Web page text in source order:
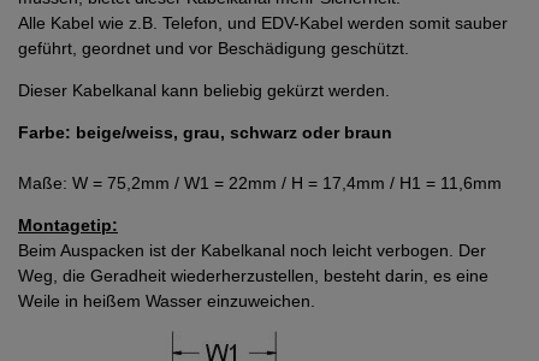
Alle Kabel wie z.B. Telefon, und EDV-Kabel werden somit sauber
geführt, geordnet und vor Beschädigung geschützt.
Dieser Kabelkanal kann beliebig gekürzt werden.
Farbe: beige/weiss, grau, schwarz oder braun
Maße: W = 75,2mm / W1 = 22mm / H = 17,4mm / H1 = 11,6mm
Montagetip:
Beim Auspacken ist der Kabelkanal noch leicht verbogen. Der
Weg, die Geradheit wiederherzustellen, besteht darin, es eine
Weile in heißem Wasser einzuweichen.